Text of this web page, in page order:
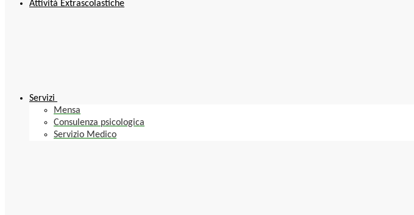
Attività Extrascolastiche
Servizi
Mensa
Consulenza psicologica
Servizio Medico